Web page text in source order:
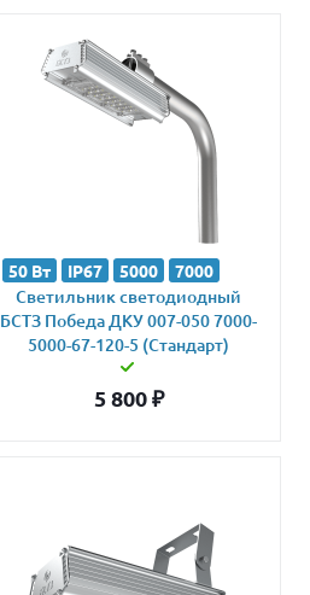
50 Вт IP67 5000 7000
Светильник светодиодный
БСТЗ Победа ДКУ 007-050 7000-
5000-67-120-5 (Стандарт)
5 800₽